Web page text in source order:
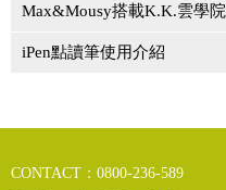
Max&Mousy搭載K.K.雲學院
iPen點讀筆使用介紹
CONTACT：0800-236-589